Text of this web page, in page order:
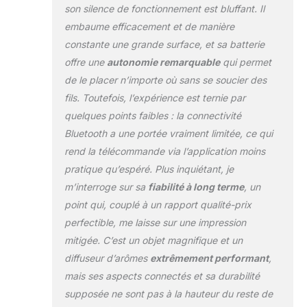
paramètres depuis
lit, canapé ou
bureau. Sortie de
brume
personnalisable à 3
choisissez parmi
trois niveaux de
brume – doux,
équilibré ou
puissant – avec des
options de
minuterie réglables
(1h/4h/12h) pour
créer l'atmosphère
aromatique parfaite
pour n'importe
quelle taille de pièce
ou occasion.
Fonctionnement
son silence de fonctionnement est bluffant. Il
embaume efficacement et de manière
constante une grande surface, et sa batterie
offre une autonomie remarquablequi permet
de le placer n’importe où sans se soucier des
fils. Toutefois, l’expérience est ternie par
quelques points faibles : la connectivité
Bluetooth a une portée vraiment limitée, ce qui
rend la télécommande via l’application moins
pratique qu’espéré. Plus inquiétant, je
m’interroge sur sa fiabilité à long terme, un
point qui, couplé à un rapport qualité-prix
perfectible, me laisse sur une impression
mitigée. C’est un objet magnifique et un
diffuseur d’arômes extrêmement performant,
mais ses aspects connectés et sa durabilité
supposée ne sont pas à la hauteur du reste de